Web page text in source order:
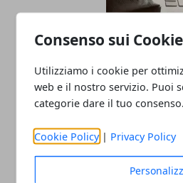
Consenso sui Cookie
Utilizziamo i cookie per
web e il nostro servizio. Puoi
categorie dare il tuo consenso.
Cookie Policy | Privacy Policy
Archiviazione dati: le
13/10/2023